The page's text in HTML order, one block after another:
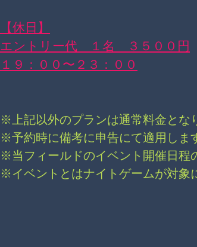
【休日】
エントリー代 １名 ３５００円
１９：００〜２３：００
※上記以外のプランは通常料金とな
※予約時に備考に申告にて適用しま
※当フィールドのイベント開催日程
※イベントとはナイトゲームが対象